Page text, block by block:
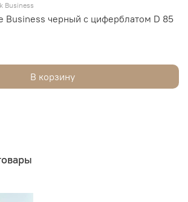
Business
Business черный с циферблатом D 85
В корзину